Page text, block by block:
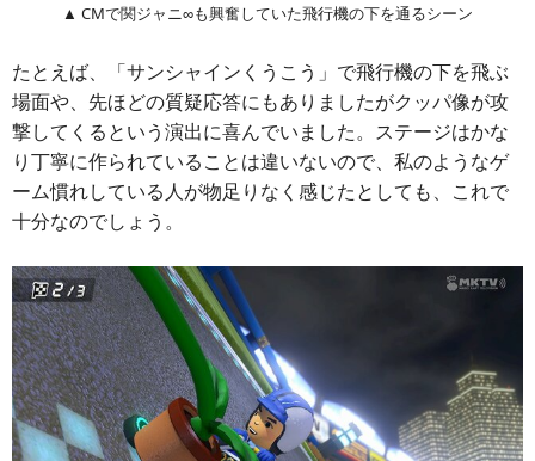
▲ CMで関ジャニ∞も興奮していた飛行機の下を通るシーン
たとえば、「サンシャインくうこう」で飛行機の下を飛ぶ
場面や、先ほどの質疑応答にもありましたがクッパ像が攻
撃してくるという演出に喜んでいました。ステージはかな
り丁寧に作られていることは違いないので、私のようなゲ
ーム慣れしている人が物足りなく感じたとしても、これで
十分なのでしょう。